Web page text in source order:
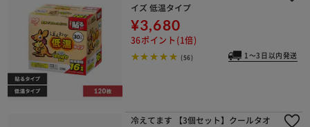
イズ 低温タイプ
¥3,680
36ポイント(1倍)
(56) 1～3日以内発送
冷えてます 【3個セット】クールタオ